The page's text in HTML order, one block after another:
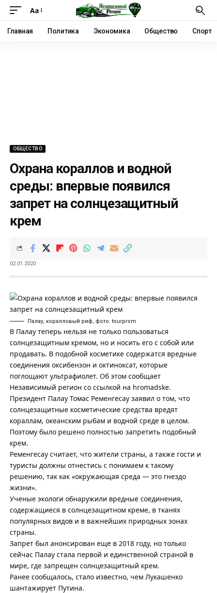
Аа
Главная Политика Экономика Общество Спорт
ОБЩЕСТВО
Охрана кораллов и водной
среды: впервые появился
запрет на солнцезащитный
крем
02.01.2020
Палау, коралловый риф, фото: tourprom
В Палау теперь нельзя не только пользоваться
солнцезащитным кремом, но и носить его с собой или
продавать. В подобной косметике содержатся вредные
соединения оксибензон и октиноксат, которые
поглощают ультрафиолет. Об этом сообщает
Независимый регион со ссылкой на hromadske.
Президент Палау Томас Ременгесау заявил о том, что
солнцезащитные косметические средства вредят
кораллам, океанским рыбам и водной среде в целом.
Поэтому было решено полностью запретить подобный
крем.
Ременгесау считает, что жители страны, а также гости и
туристы должны отнестись с понимаем к такому
решению, так как «окружающая среда — это гнездо
жизни».
Ученые экологи обнаружили вредные соединения,
содержащиеся в солнцезащитном креме, в тканях
популярных видов и в важнейших природных зонах
страны.
Запрет был анонсирован еще в 2018 году, но только
сейчас Палау стала первой и единственной страной в
мире, где запрещен солнцезащитный крем.
Ранее сообщалось, стало известно, чем Лукашенко
шантажирует Путина.